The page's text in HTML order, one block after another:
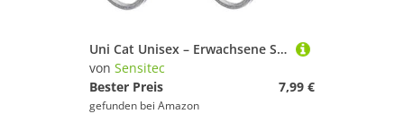
Uni Cat Unisex – Erwachsene SNX-5 Vencata-4 Wallerhaken zum Angeln auf Waller, Angelhaken zum Wallerangeln, Haken zum Welsangeln, Einzelhaken, Größe:6/0, Silber
von Sensitec
Bester Preis
7,99 €
gefunden bei Amazon